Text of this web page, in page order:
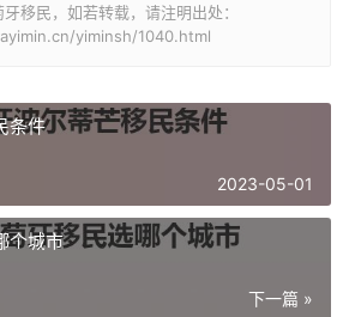
移民，如若转载，请注明出处：
yiminsh/1040.html
条件
2023-05-01
个城市
下一篇 »